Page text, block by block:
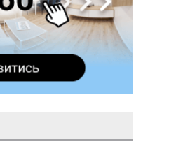
АЗС сталася масова бійка,
купівлі права
позивається до
20 млн грн